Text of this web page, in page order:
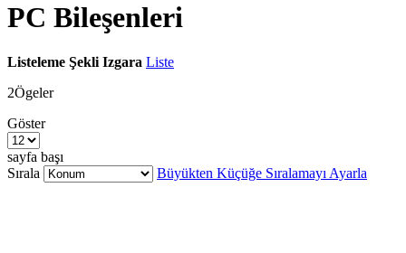
PC Bileşenleri
Listeleme Şekli Izgara Liste
2Ögeler
Göster
sayfa başı
Sırala
Büyükten Küçüğe Sıralamayı Ayarla